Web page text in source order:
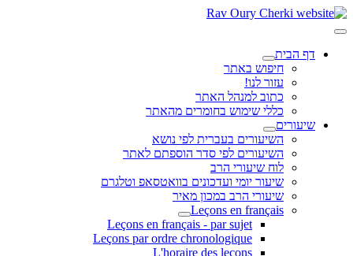
דף הבית
חיפוש באתר
עזור לנו!
כתוב למנהל האתר
כללי שימוש בחומרים מהאתר
שיעורים
השיעורים בעברית לפי נושא
השיעורים לפי סדר הוספתם לאתר
לוח שיעורי הרב
שיעור יומי ועדכונים בוואטסאפ וטלגרם
שיעורי הרב במכון מאיר
Leçons en français
Leçons en français - par sujet
Leçons par ordre chronologique
L'horaire des leçons